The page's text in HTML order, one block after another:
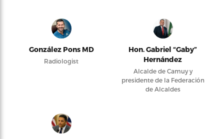
González Pons MD
Radiologist
Hon. Gabriel “Gaby”
Hernández
Alcalde de Camuy y
presidente de la Federación
de Alcaldes